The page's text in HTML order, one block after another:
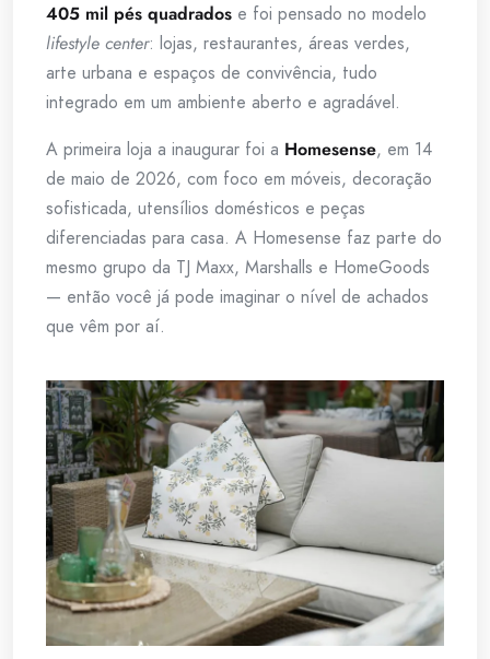
405 mil pés quadrados e foi pensado no modelo
lifestyle center: lojas, restaurantes, áreas verdes,
arte urbana e espaços de convivência, tudo
integrado em um ambiente aberto e agradável.
A primeira loja a inaugurar foi a Homesense, em 14
de maio de 2026, com foco em móveis, decoração
sofisticada, utensílios domésticos e peças
diferenciadas para casa. A Homesense faz parte do
mesmo grupo da TJ Maxx, Marshalls e HomeGoods
— então você já pode imaginar o nível de achados
que vêm por aí.